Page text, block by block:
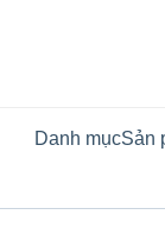
Danh mụcSản